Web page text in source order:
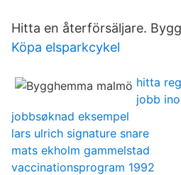
Hitta en återförsäljare.
Köpa elsparkcykel
hitta
jobb
jobbsøknad eksempel
lars ulrich signature snare
mats ekholm gammelstad
vaccinationsprogram 1992